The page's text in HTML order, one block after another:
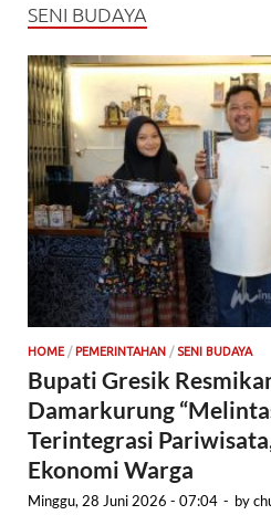
SENI BUDAYA
HOME / PEMERINTAHAN / SENI BUDAYA
Bupati Gresik
Damarkurung
Terintegrasi
Ekonomi Warga
Minggu, 28 Juni 2026 - 07:04 - by